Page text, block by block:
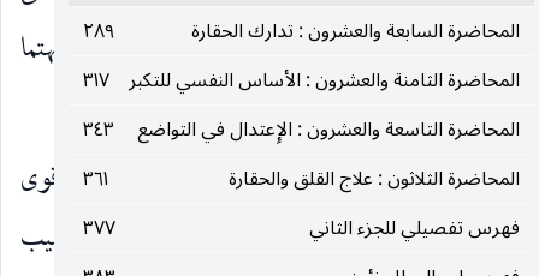
المحاضرة السابعة والعشرون : تدارك الحقارة
٢٨٩
المحاضرة الثامنة والعشرون : الأساس النفسي للتكبر ٣١٧
المحاضرة التاسعة والعشرون : الإِعتدال في التواضع ٣٤٣
المحاضرة الثلاثون : علاج القلق والحقارة
٣٦١
فهرس تفصيلي للجزء الثاني
٣٧٧
الوالدين أن ينمّيا هذه الفضيلة الخلقية في الطفل ، ويهتما
بنشوئه على ذلك في كل مرحلة من مراحل حياته .
في قبال ذلك نجد أن الغريزة الجنسية تعتبر من أقوى
الغرائز عند الإِنسان . إن المآسي والمشاكل التي تصيب